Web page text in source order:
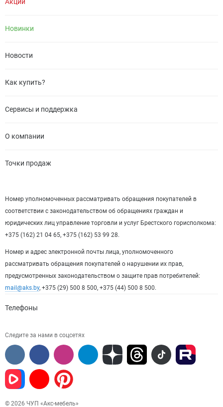
Новинки
Новости
Как купить?
Сервисы и поддержка
О компании
Точки продаж
Номер уполномоченных рассматривать обращения покупателей в
соответствии с законодательством об обращениях граждан и
юридических лиц управление торговли и услуг Брестского горисполкома:
+375 (162) 21 04 65, +375 (162) 53 99 28.
Номер и адрес электронной почты лица, уполномоченного
рассматривать обращения покупателей о нарушении их прав,
предусмотренных законодательством о защите прав потребителей:
mail@aks.by, +375 (29) 500 8 500, +375 (44) 500 8 500.
Телефоны
Следите за нами в соцсетях
© 2026 ЧУП «Акс-мебель»